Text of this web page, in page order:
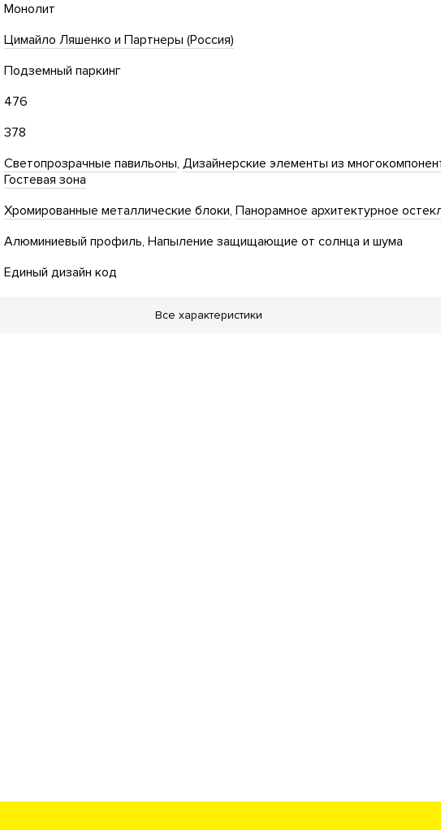
Монолит
Цимайло Ляшенко и Партнеры (Россия)
Подземный паркинг
476
378
Светопрозрачные павильоны Дизайнерские элементы из
Гостевая зона
Хромированные металлические блоки Панорамное архитектурное
Алюминиевый профиль Напыление защищающие от солнца и шума
Единый дизайн код
Все характеристики